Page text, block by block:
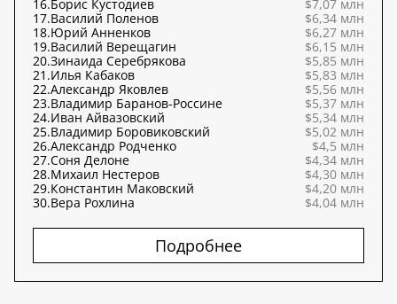
16.Борис Кустодиев
$7,07 млн
17.Василий Поленов
$6,34 млн
18.Юрий Анненков
$6,27 млн
19.Василий Верещагин
$6,15 млн
20.Зинаида Серебрякова
$5,85 млн
21.Илья Кабаков
$5,83 млн
22.Александр Яковлев
$5,56 млн
23.Владимир Баранов-Россине
$5,37 млн
24.Иван Айвазовский
$5,34 млн
25.Владимир Боровиковский
$5,02 млн
26.Александр Родченко
$4,5 млн
27.Соня Делоне
$4,34 млн
28.Михаил Нестеров
$4,30 млн
29.Константин Маковский
$4,20 млн
30.Вера Рохлина $4,04 млн
Подробнее